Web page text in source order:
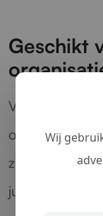
Geschikt
Voor teams
opvolging en
zoeken, biedt
juiste balans
Wij